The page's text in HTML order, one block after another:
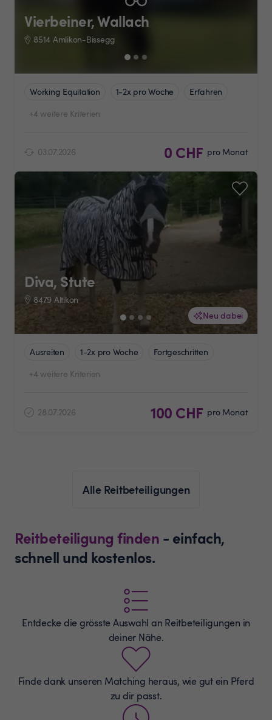
Vierbeiner, Wallach
8514 Amlikon-Bissegg
Working Equitation 1-2x pro Woche
Erfahren
+4 weitere Kriterien
03.07.2026 0 CHF pro Monat
Neu dabei
Diva, Stute
8479 Altikon
Ausreiten 1-2x pro Woche
Fortgeschritten
+4 weitere Kriterien
28.07.2026 100 CHF pro Monat
Alle Reitbeteiligungen
Reitbeteiligung finden - einfach,
schnell und kostenlos.
Entdecke die grösste Auswahl an Reitbeteiligungen in
deiner Nähe.
Finde dank unseren Matching heraus, wie gut ein Pferd
zu dir passt.